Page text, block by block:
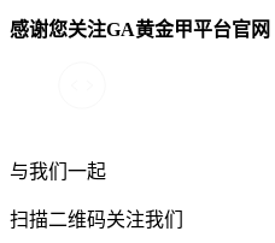
感谢您关注GA黄金甲平台官网
与我们一起
扫描二维码关注我们